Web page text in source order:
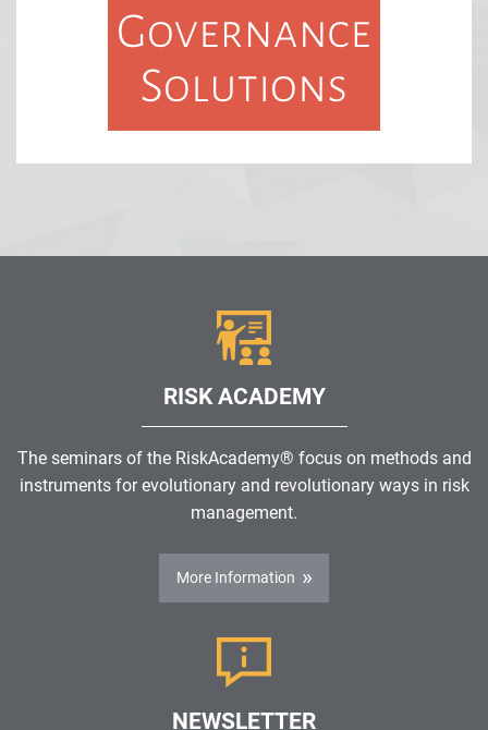
RISK ACADEMY
The seminars of the RiskAcademy® focus on methods and
instruments for evolutionary and revolutionary ways in risk
management.
More Information
NEWSLETTER